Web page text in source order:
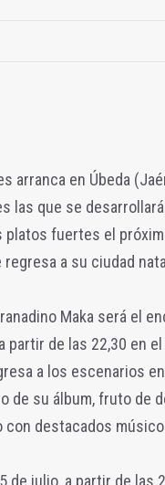
arranca en Úbeda
las que se
platos fuertes el
regresa a su ciudad
Maka será el
partir de las 22,30 en
a los escenarios
de su álbum, fruto de
con destacados
de julio, a partir de